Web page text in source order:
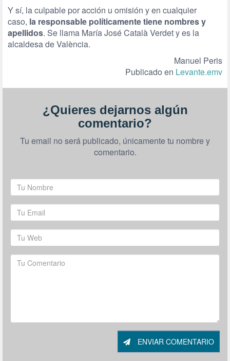
Y sí, la culpable por acción u omisión y en cualquier
caso, la responsable políticamente tiene nombres y
apellidos. Se llama María José Català Verdet y es la
alcaldesa de València.
Manuel Peris
Publicado en Levante.emv
¿Quieres dejarnos algún
comentario?
Tu email no será publicado, únicamente tu nombre y
comentario.
ENVIAR COMENTARIO